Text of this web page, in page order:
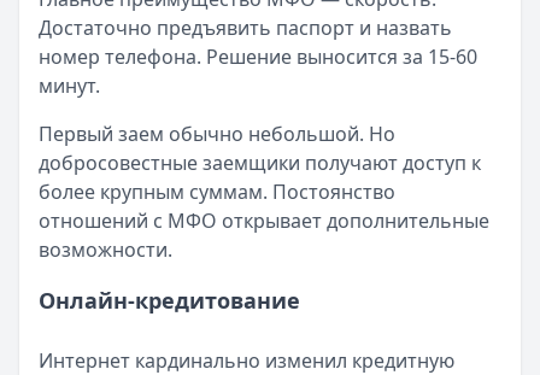
Достаточно предъявить паспорт и назвать
номер телефона. Решение выносится за 15-60
минут.
Первый заем обычно небольшой. Но
добросовестные заемщики получают доступ к
более крупным суммам. Постоянство
отношений с МФО открывает дополнительные
возможности.
Онлайн-кредитование
Интернет кардинально изменил кредитную